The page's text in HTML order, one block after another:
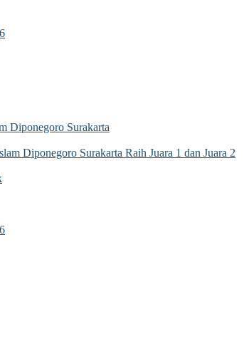
Diponegoro Surakarta
Diponegoro Surakarta Raih Juara 1 dan Juara 2